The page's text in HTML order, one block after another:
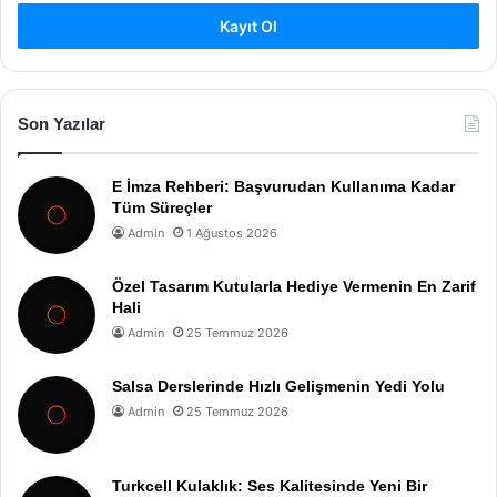
Kayıt Ol
Son Yazılar
E İmza Rehberi: Başvurudan Kullanıma Kadar
Tüm Süreçler
Admin 1 Ağustos 2026
Özel Tasarım Kutularla Hediye Vermenin En Zarif
Hali
Admin 25 Temmuz 2026
Salsa Derslerinde Hızlı Gelişmenin Yedi Yolu
Admin 25 Temmuz 2026
Turkcell Kulaklık: Ses Kalitesinde Yeni Bir